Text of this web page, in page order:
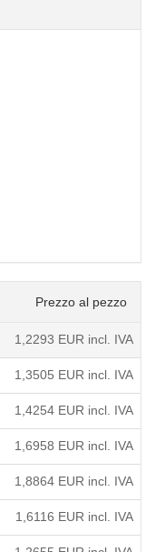
Prezzo al pezzo
1,2293 EUR incl. IVA
1,3505 EUR incl. IVA
1,4254 EUR incl. IVA
1,6958 EUR incl. IVA
1,8864 EUR incl. IVA
1,6116 EUR incl. IVA